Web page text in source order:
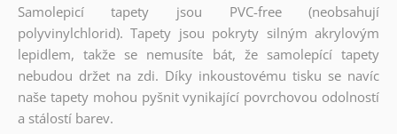
Samolepicí tapety jsou PVC-free (neobsahují
polyvinylchlorid). Tapety jsou pokryty silným akrylovým
lepidlem, takže se nemusíte bát, že samolepící tapety
nebudou držet na zdi. Díky inkoustovému tisku se navíc
naše tapety mohou pyšnit vynikající povrchovou odolností
a stálostí barev.